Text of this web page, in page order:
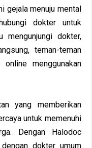
gejala menuju mental
dokter untuk
mengunjungi dokter,
teman-teman
menggunakan
yang memberikan
untuk memenuhi
Dengan Halodoc
dokter umum